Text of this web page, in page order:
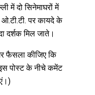
में दो सिनेमाघरों में
पर कायदे के
दर्शक मिल जाते।
फैसला कीजिए कि
पोस्ट के नीचे कमेंट